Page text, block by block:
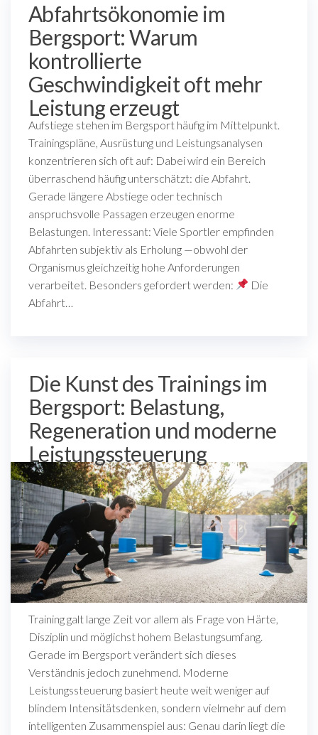
Abfahrtsökonomie im
Bergsport: Warum
kontrollierte
Geschwindigkeit oft mehr
Leistung erzeugt
Aufstiege stehen im Bergsport häufig im Mittelpunkt.
Trainingspläne, Ausrüstung und Leistungsanalysen
konzentrieren sich oft auf: Dabei wird ein Bereich
überraschend häufig unterschätzt: die Abfahrt.
Gerade längere Abstiege oder technisch
anspruchsvolle Passagen erzeugen enorme
Belastungen. Interessant: Viele Sportler empfinden
Abfahrten subjektiv als Erholung —obwohl der
Organismus gleichzeitig hohe Anforderungen
verarbeitet. Besonders gefordert werden:
Die
Abfahrt…
Die Kunst des Trainings im
Bergsport: Belastung,
Regeneration und moderne
Leistungssteuerung
Training galt lange Zeit vor allem als Frage von Härte,
Disziplin und möglichst hohem Belastungsumfang.
Gerade im Bergsport verändert sich dieses
Verständnis jedoch zunehmend. Moderne
Leistungssteuerung basiert heute weit weniger auf
blindem Intensitätsdenken, sondern vielmehr auf dem
intelligenten Zusammenspiel aus: Genau darin liegt die